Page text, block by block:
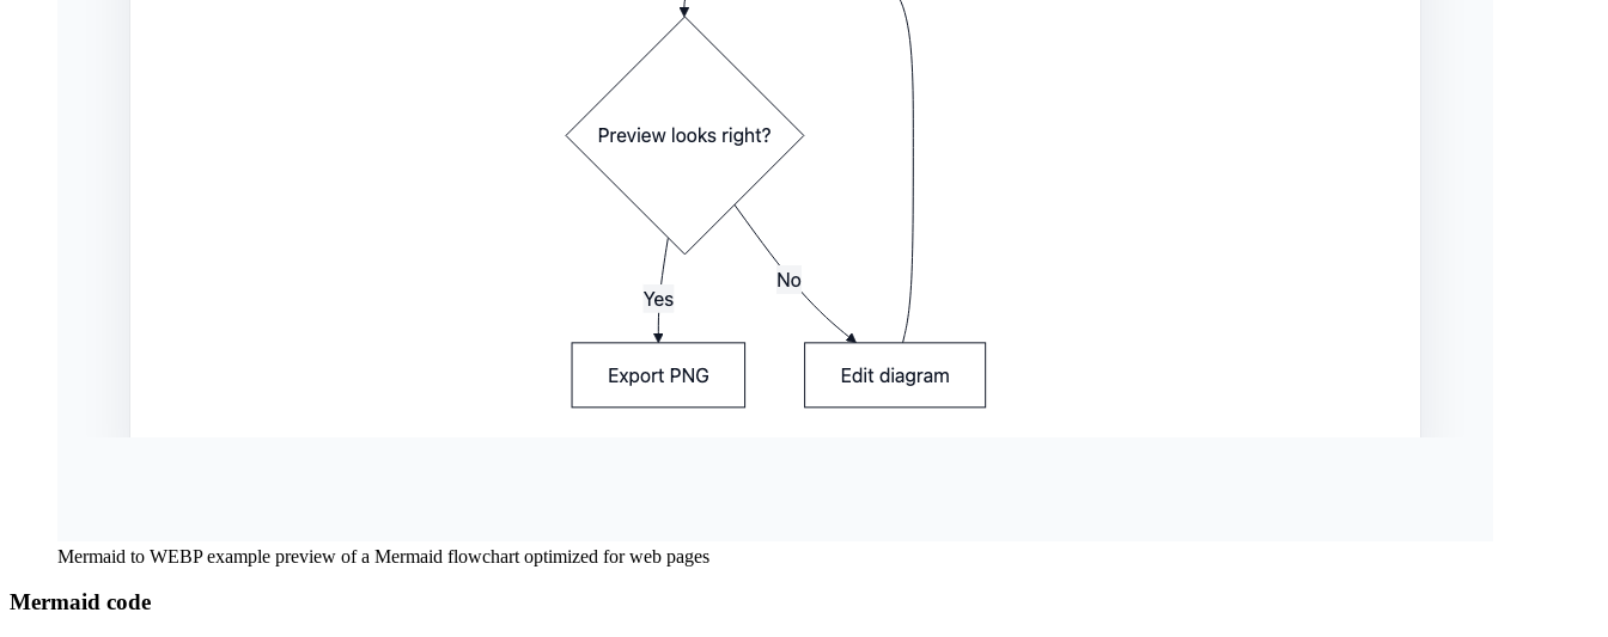
Mermaid to WEBP example preview of a Mermaid flowchart optimized for web pages
Mermaid code